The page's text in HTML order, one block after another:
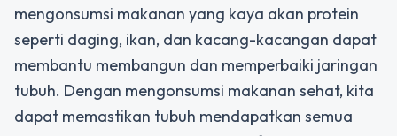
mengonsumsi makanan yang kaya akan protein
seperti daging, ikan, dan kacang-kacangan dapat
membantu membangun dan memperbaiki jaringan
tubuh. Dengan mengonsumsi makanan sehat, kita
dapat memastikan tubuh mendapatkan semua